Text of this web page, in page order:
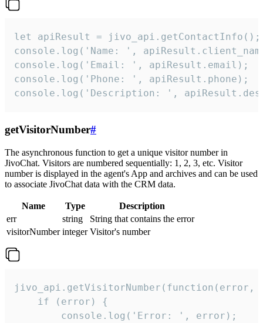
let apiResult = jivo_api.getContactInfo();
console.log('Name: ',
console.log('Email: ', apiResult.email);
console.log('Phone: ', apiResult.phone);
console.log('Description: ',
getVisitorNumber#
The asynchronous function to get a unique visitor number in
JivoChat. Visitors are numbered sequentially: 1, 2, 3, etc. Visitor
number is displayed in the agent's App and archives and can be used
to associate JivoChat data with the CRM data.
Name Type
Description
err
string
String that contains the error
visitorNumber integer Visitor's number
jivo_api.getVisitorNumber(function(error,
    if (error) {
        console.log('Error: ', error);